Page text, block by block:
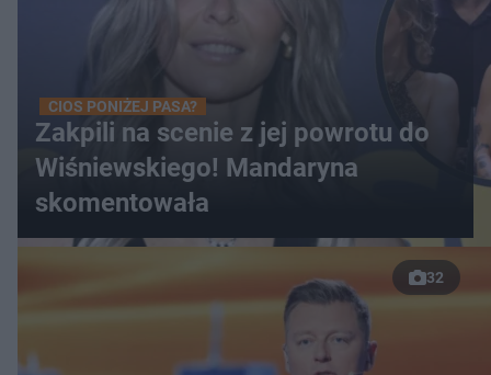
CIOS PONIŻEJ PASA?
Zakpili na scenie z jej powrotu do
Wiśniewskiego! Mandaryna
skomentowała
32